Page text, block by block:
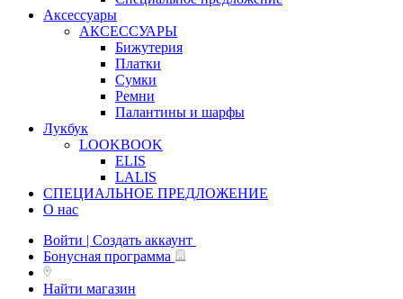
Аксессуары
АКСЕССУАРЫ
Бижутерия
Платки
Сумки
Ремни
Палантины и шарфы
Лукбук
LOOKBOOK
ELIS
LALIS
СПЕЦИАЛЬНОЕ ПРЕДЛОЖЕНИЕ
О нас
Войти | Создать аккаунт
Бонусная программа
Найти магазин